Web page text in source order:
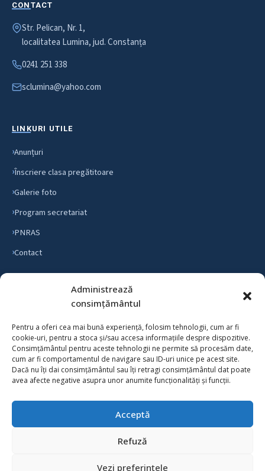
Administrează
consimțământul
Pentru a oferi cea mai bună experiență, folosim tehnologii, cum ar fi
cookie-uri, pentru a stoca și/sau accesa informațiile despre dispozitive.
Consimțământul pentru aceste tehnologii ne permite să procesăm date,
cum ar fi comportamentul de navigare sau ID-uri unice pe acest site.
Dacă nu îți dai consimțământul sau îți retragi consimțământul dat poate
avea afecte negative asupra unor anumite funcționalități și funcții.
Acceptă
Refuză
Vezi preferințele
CONTACT
Str. Pelican, Nr. 1,
localitatea Lumina, jud. Constanța
0241 251 338
sclumina@yahoo.com
LINKURI UTILE
Anunțuri
Înscriere clasa pregătitoare
Galerie foto
Program secretariat
PNRAS
Contact
Transparență salarială
Personalul școlii
Consiliul de Administrație
Politica de confidențialitatePolitica de cookie-uri